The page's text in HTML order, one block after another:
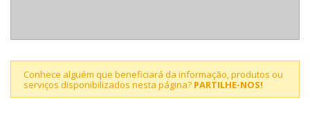
Conhece alguém que beneficiará da informação, produtos ou
serviços disponibilizados nesta página? PARTILHE-NOS!